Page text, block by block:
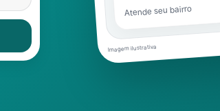
Atende seu bairro
Imagem ilustrativa